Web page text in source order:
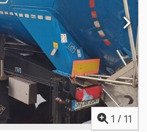
1 / 11